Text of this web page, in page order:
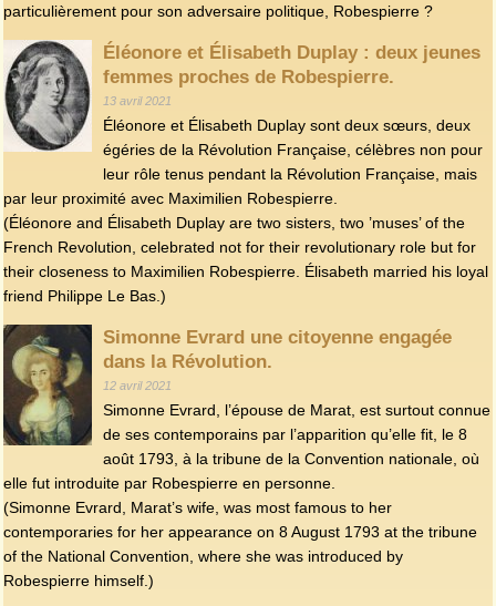
particulièrement pour son adversaire politique, Robespierre ?
Éléonore et Élisabeth Duplay : deux jeunes
femmes proches de Robespierre.
13 avril 2021
Éléonore et Élisabeth Duplay sont deux sœurs, deux
égéries de la Révolution Française, célèbres non pour
leur rôle tenus pendant la Révolution Française, mais
par leur proximité avec Maximilien Robespierre.
(Éléonore and Élisabeth Duplay are two sisters, two ’muses’ of the
French Revolution, celebrated not for their revolutionary role but for
their closeness to Maximilien Robespierre. Élisabeth married his loyal
friend Philippe Le Bas.)
Simonne Evrard une citoyenne engagée
dans la Révolution.
12 avril 2021
Simonne Evrard, l’épouse de Marat, est surtout connue
de ses contemporains par l’apparition qu’elle fit, le 8
août 1793, à la tribune de la Convention nationale, où
elle fut introduite par Robespierre en personne.
(Simonne Evrard, Marat’s wife, was most famous to her
contemporaries for her appearance on 8 August 1793 at the tribune
of the National Convention, where she was introduced by
Robespierre himself.)